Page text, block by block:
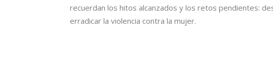
recuerdan los hitos alcanzados y los retos pendientes:
erradicar la violencia contra la mujer.